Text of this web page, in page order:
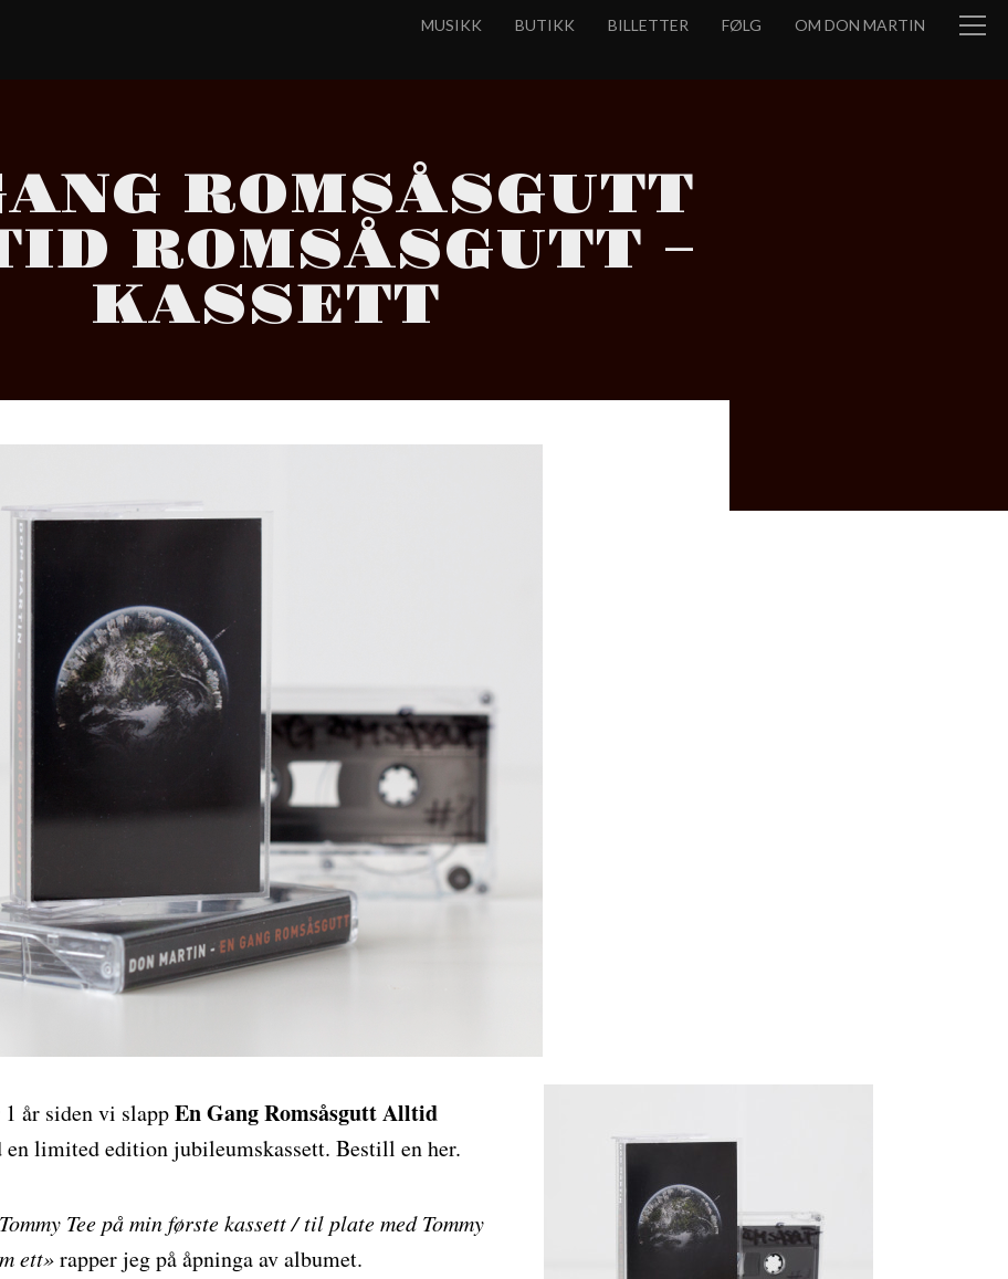
MUSIKK BUTIKK BILLETTER FØLG OM DON MARTIN
ROMSÅSGUTT
ROMSÅSGUTT –
KASSETT
år siden vi slappEn Gang Romsåsgutt Alltid
en limited edition jubileumskassett. Bestill en her.
Tee på min første kassett / til plate med Tommy
ett»rapper jeg på åpninga av albumet.